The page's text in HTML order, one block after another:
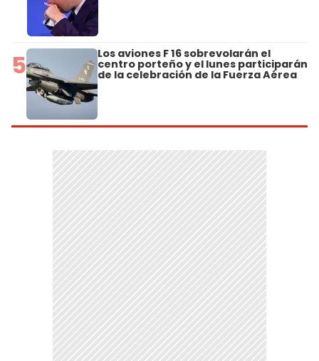
5 Los aviones F 16 sobrevolarán el
centro porteño y el lunes participarán
de la celebración de la Fuerza Aérea